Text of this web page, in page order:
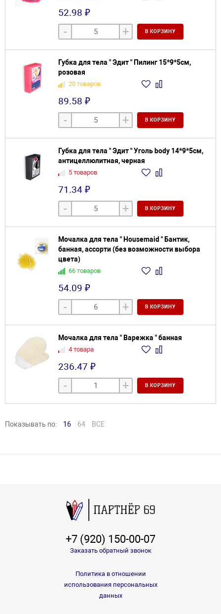
52.98 ₽
- + В КОРЗИНУ
Губка для тела " Эдит " Пилинг 15*9*5см,
розовая
20 товаров
89.58 ₽
- + В КОРЗИНУ
Губка для тела " Эдит " Уголь body 14*9*5см,
антицеллюлитная, черная
5 товаров
71.34 ₽
- + В КОРЗИНУ
Мочалка для тела " Housemaid " Бантик,
банная, ассорти (без возможности выбора
цвета)
66 товаров
54.09 ₽
- + В КОРЗИНУ
Мочалка для тела " Варежка " банная
4 товара
236.47 ₽
- + В КОРЗИНУ
Показывать по: 16 64 ВСЕ
+7 (920) 150-00-07
Заказать обратный звонок
Политика в отношении
использования персональных
данных